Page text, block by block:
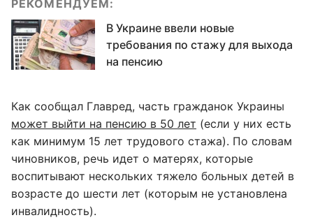
РЕКОМЕНДУЕМ:
В Украине ввели новые
требования по стажу для выхода
на пенсию
Как сообщал Главред, часть гражданок Украины
может выйти на пенсию в 50 лет (если у них есть
как минимум 15 лет трудового стажа). По словам
чиновников, речь идет о матерях, которые
воспитывают нескольких тяжело больных детей в
возрасте до шести лет (которым не установлена
инвалидность).